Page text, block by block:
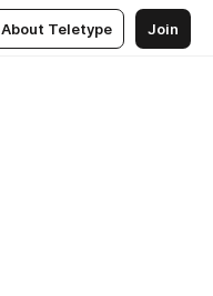
About Teletype Join